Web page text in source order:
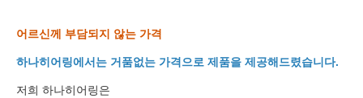
어르신께 부담되지 않는 가격
하나히어링에서는 거품없는 가격으로 제품을 제공해드렸습니다.
저희 하나히어링은